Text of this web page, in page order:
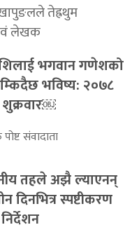
तेह्रथुम
लेखक
भगवान गणेशको
भविष्य: २०७८
संवादाता
तहले अझै ल्याएनन्
दिनभित्र स्पष्टीकरण